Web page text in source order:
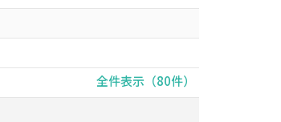
全件表示（80件）